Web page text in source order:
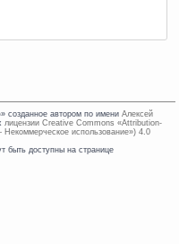
» созданное автором по имениАлексей
лицензии Creative Commons «Attribution-
использование») 4.0
быть доступны на странице